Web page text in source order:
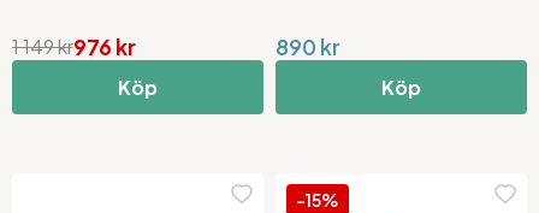
976 kr
1 149 kr
Köp
890 kr
Köp
-15%